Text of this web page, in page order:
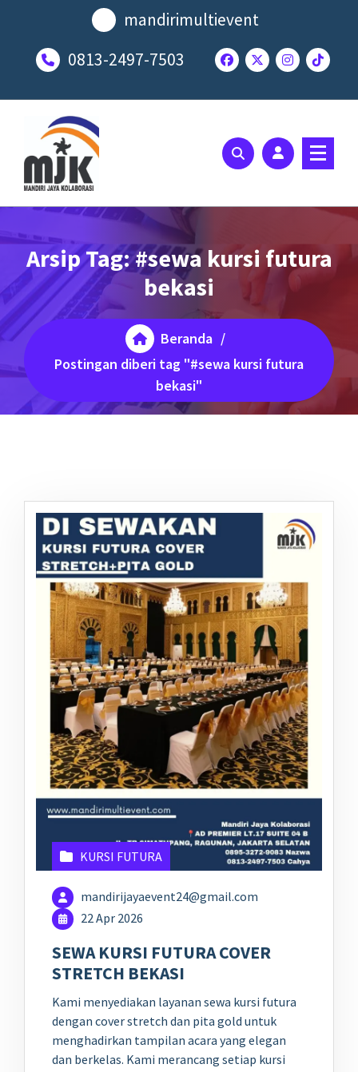
mandirimultievent
0813-2497-7503
Arsip Tag: #sewa kursi futura
bekasi
Beranda /
Postingan diberi tag "#sewa kursi futura
bekasi"
KURSI FUTURA
mandirijayaevent24@gmail.com
22 Apr 2026
SEWA KURSI FUTURA COVER
STRETCH BEKASI
Kami menyediakan layanan sewa kursi futura
dengan cover stretch dan pita gold untuk
menghadirkan tampilan acara yang elegan
dan berkelas. Kami merancang setiap kursi